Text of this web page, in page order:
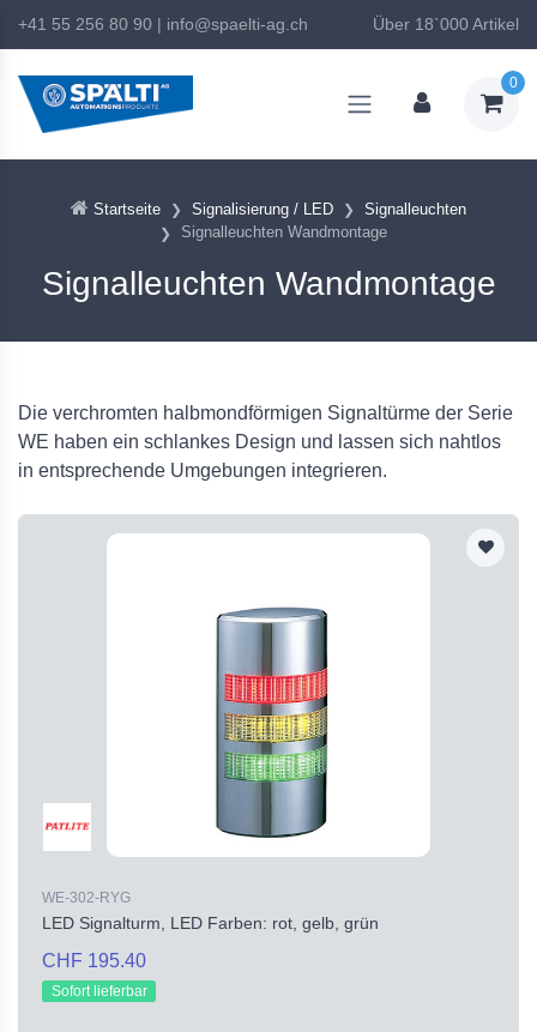
+41 55 256 80 90 | info@spaelti-ag.ch Über 18`000 Artikel
0
Startseite Signalisierung / LED
Signalleuchten
Signalleuchten Wandmontage
Signalleuchten Wandmontage
Die verchromten halbmondförmigen Signaltürme der Serie
WE haben ein schlankes Design und lassen sich nahtlos
in entsprechende Umgebungen integrieren.
WE-302-RYG
LED Signalturm, LED Farben: rot, gelb, grün
CHF 195.40
Sofort lieferbar